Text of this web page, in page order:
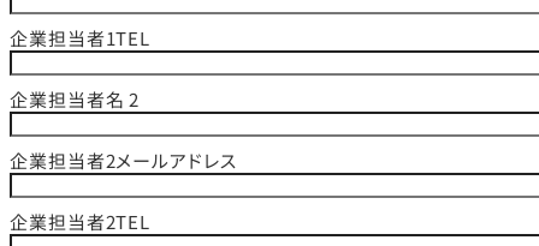
企業担当者1TEL
企業担当者名 2
企業担当者2メールアドレス
企業担当者2TEL